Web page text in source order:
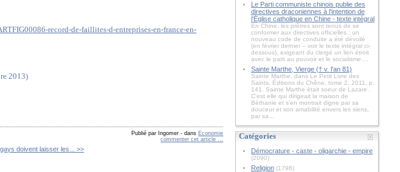
record-de-faillites-d-entreprises-en-france-en-
2013)
Publié par Ingomer - dans Economie
commenter cet article
doivent laisser les... >>
Le Parti communiste chinois publie des
directives draconiennes à l'intention de
l'Église catholique en Chine - texte intégral
En Chine, les prêtres sont tenus de se
conformer aux directives officielles : un
nouveau code de conduite a été dévoilé
(en février dernier – voir le texte intégral ci-
dessous), exigeant du clergé un lien étroit
avec le parti au pouvoir et le socialisme....
Sainte Marthe, Vierge († v. l'an 81)
Sainte Marthe, dans Le Petit Livre des
Saints, Éditions du Chêne, tome 2, 2011, p.
141. Sainte Marthe était soeur de Lazare .
C'est elle qui dirigeait la maison de
Béthanie et s'en montrait digne par sa
douceur et son amabilité envers les siens,
par sa...
Catégories
Démocrature - caste - oligarchie - empire
(2090)
Religion(1796)